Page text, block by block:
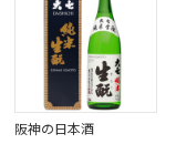
阪神の日本酒